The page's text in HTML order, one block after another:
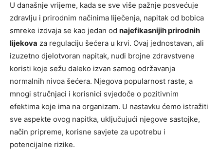
U današnje vrijeme, kada se sve više pažnje posvećuje
zdravlju i prirodnim načinima liječenja, napitak od bobica
smreke izdvaja se kao jedan od najefikasnijih prirodnih
lijekova za regulaciju šećera u krvi. Ovaj jednostavan, ali
izuzetno djelotvoran napitak, nudi brojne zdravstvene
koristi koje sežu daleko izvan samog održavanja
normalnih nivoa šećera. Njegova popularnost raste, a
mnogi stručnjaci i korisnici svjedoče o pozitivnim
efektima koje ima na organizam. U nastavku ćemo istražiti
sve aspekte ovog napitka, uključujući njegove sastojke,
način pripreme, korisne savjete za upotrebu i
potencijalne rizike.